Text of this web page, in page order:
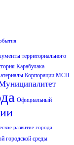
территориального
Карабулака
Корпорации МСП
Официальный
развитие города
городской среды